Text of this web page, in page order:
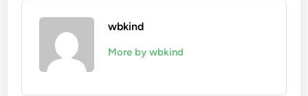
wbkind
More by wbkind